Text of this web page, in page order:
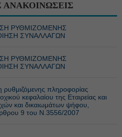
ΑΝΑΚΟΙΝΩΣΕΙΣ
ΡΥΘΜΙΖΟΜΕΝΗΣ
ΣΥΝΑΛΛΑΓΩΝ
ΡΥΘΜΙΖΟΜΕΝΗΣ
ΣΥΝΑΛΛΑΓΩΝ
πληροφορίας
κεφαλαίου της Εταιρείας και
και δικαιωμάτων ψήφου,
9 του Ν.3556/2007